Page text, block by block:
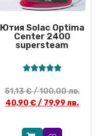
Ютия Solac Optima
Center 2400
supersteam

51,13€/ 100,00 лв.
40,90 € / 79,99 лв.